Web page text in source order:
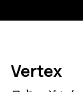
Vertex